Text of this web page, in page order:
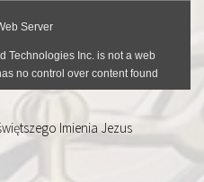
Imienia Jezus